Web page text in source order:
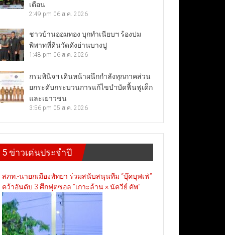
เดือน
2:49 pm 06 ส.ค. 2026
ชาวบ้านออมทอง บุกทำเนียบฯ ร้องปม
พิพาทที่ดินวัดดังย่านบางปู
1:48 pm 06 ส.ค. 2026
กรมพินิจฯ เดินหน้าผนึกกำลังทุกภาคส่วน
ยกระดับกระบวนการแก้ไขบำบัดฟื้นฟูเด็ก
และเยาวชน
3:56 pm 05 ส.ค. 2026
5 ข่าวเด่นประจำปี
สภท.-นายกเมืองพัทยา ร่วมสนับสนุนทีม “บุ๊คบุฟเฟ่”
คว้าอันดับ 3 ศึกฟุตซอล “เกาะล้าน × นัควีย์ คัพ”